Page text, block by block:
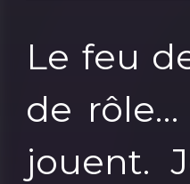
Le feu
de
jouent.